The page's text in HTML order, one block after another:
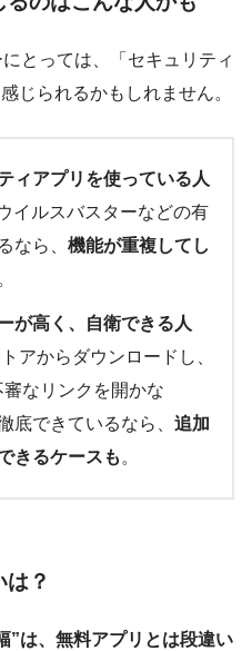
とっては、「セキュリティ
じられるかもしれません。
ィアプリを使っている人
イルスバスターなどの有
なら、 機能が重複してし
が高く、自衛できる人
アからダウンロードし、
なリンクを開かな
できているなら、 追加
きるケースも 。
？
”は、無料アプリとは段違い